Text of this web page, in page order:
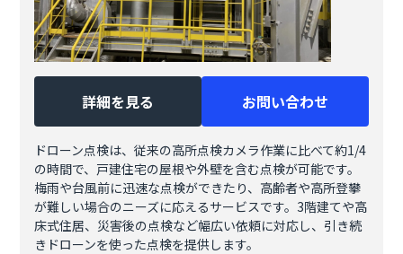
詳細を見る お問い合わせ
ドローン点検は、従来の高所点検カメラ作業に比べて約1/4
の時間で、戸建住宅の屋根や外壁を含む点検が可能です。
梅雨や台風前に迅速な点検ができたり、高齢者や高所登攀
が難しい場合のニーズに応えるサービスです。3階建てや高
床式住居、災害後の点検など幅広い依頼に対応し、引き続
きドローンを使った点検を提供します。